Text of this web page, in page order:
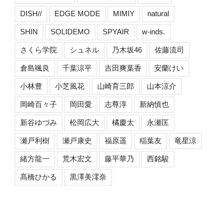
DISH// EDGE MODE MIMIY natural
SHIN SOLIDEMO SPYAIR w-inds.
さくら学院 シュネル 乃木坂46 佐藤流司
倉島颯良 千葉涼平 吉田爽葉香 安蘭けい
小林豊 小芝風花 山崎育三郎 山本涼介
岡崎百々子 岡田愛 志尊淳 新納慎也
新谷ゆづみ 松岡広大 橘慶太 永瀬匡
瀬戸利樹 瀬戸康史 福原遥 稲葉友 竜星涼
緒方龍一 荒木宏文 藤平華乃 西銘駿
髙橋ひかる 黒澤美澪奈